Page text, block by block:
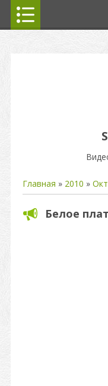
Главная » 2010 »
Белое